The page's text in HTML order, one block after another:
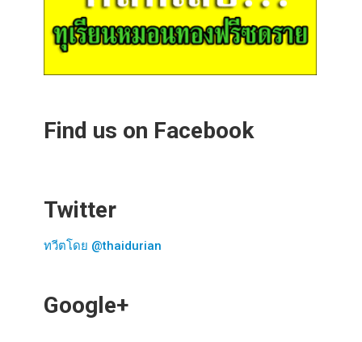
Find us on Facebook
Twitter
ทวีตโดย @thaidurian
Google+